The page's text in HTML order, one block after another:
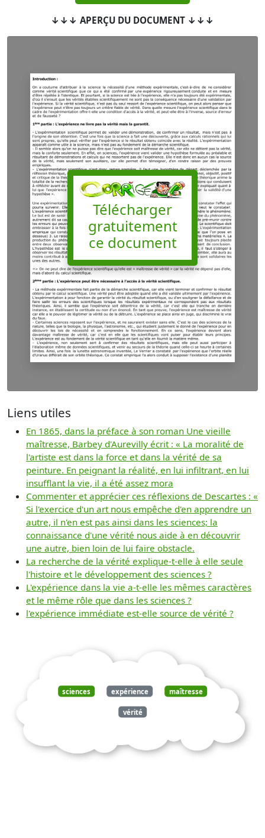
↓↓↓ APERÇU DU DOCUMENT ↓↓↓
Télécharger
gratuitement
ce document
Liens utiles
En 1865, dans la préface à son roman Une vieille
maîtresse, Barbey d'Aurevilly écrit : « La moralité de
l'artiste est dans la force et dans la vérité de sa
peinture. En peignant la réalité, en lui infiltrant, en lui
insufflant la vie, il a été assez mora
Commenter et apprécier ces réflexions de Descartes : «
Si l'exercice d'un art nous empêche d'en apprendre un
autre, il n'en est pas ainsi dans les sciences; la
connaissance d'une vérité nous aide à en découvrir
une autre, bien loin de lui faire obstacle.
La recherche de la vérité explique-t-elle à elle seule
l'histoire et le développement des sciences ?
L'expérience dans la vie a-t-elle les mêmes caractères
et le même rôle que dans les sciences ?
l'expérience immédiate est-elle source de vérité ?
sciences expérience maîtresse
vérité